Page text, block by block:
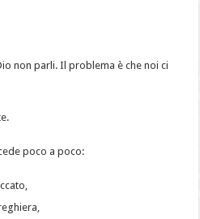
non parli. Il problema è che noi ci
poco a poco: